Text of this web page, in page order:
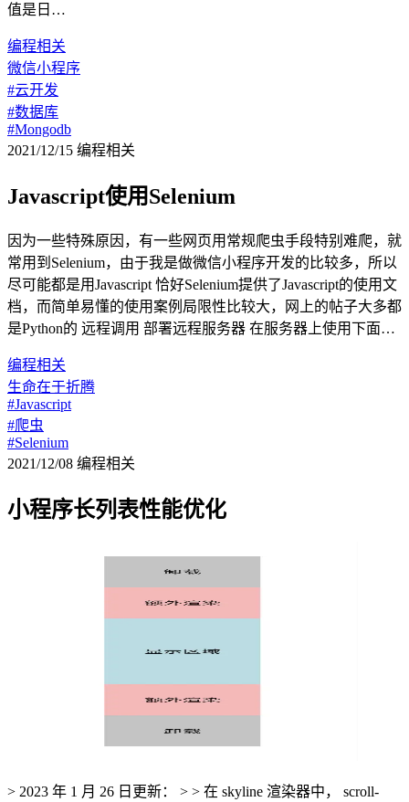
值是日…
编程相关
微信小程序
#云开发
#数据库
#Mongodb
2021/12/15 编程相关
Javascript使用Selenium
因为一些特殊原因，有一些网页用常规爬虫手段特别难爬，就
常用到Selenium，由于我是做微信小程序开发的比较多，所以
尽可能都是用Javascript 恰好Selenium提供了Javascript的使用文
档，而简单易懂的使用案例局限性比较大，网上的帖子大多都
是Python的 远程调用 部署远程服务器 在服务器上使用下面…
编程相关
生命在于折腾
#Javascript
#爬虫
#Selenium
2021/12/08 编程相关
小程序长列表性能优化
> 2023 年 1 月 26 日更新： > > 在 skyline 渲染器中， scroll-